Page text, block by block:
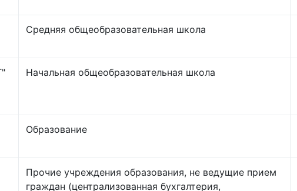
Средняя общеобразовательная школа
Начальная общеобразовательная школа
Образование
Прочие учреждения образования, не ведущие прием
граждан (централизованная бухгалтерия,